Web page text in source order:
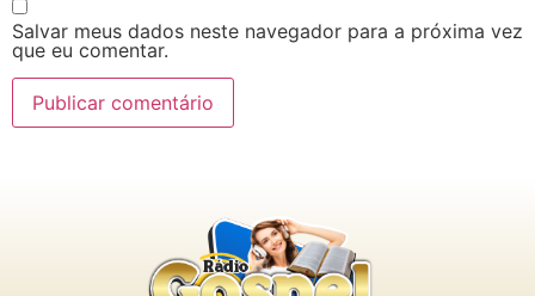
Salvar meus dados neste navegador para a próxima vez
que eu comentar.